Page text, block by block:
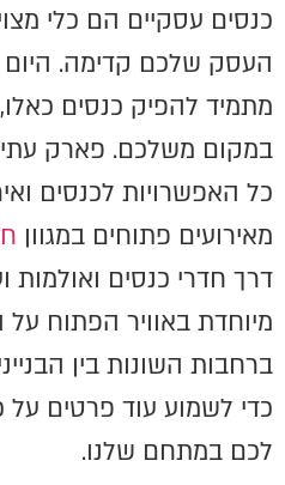
כנסים עסקיים הם כלי
העסק שלכם קדימה.
מתמיד להפיק כנסים כאלו,
במקום משלכם. פארק
כל האפשרויות לכנסים
מאירועים פתוחים במגוון
דרך חדרי כנסים
מיוחדת באוויר הפתוח
ברחבות השונות בין
כדי לשמוע עוד פרטים
לכם במתחם שלנו.